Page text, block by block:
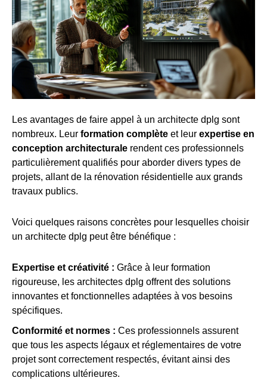
Les avantages de faire appel à un architecte dplg sont
nombreux. Leur formation complète et leur expertise en
conception architecturale rendent ces professionnels
particulièrement qualifiés pour aborder divers types de
projets, allant de la rénovation résidentielle aux grands
travaux publics.
Voici quelques raisons concrètes pour lesquelles choisir
un architecte dplg peut être bénéfique :
Expertise et créativité : Grâce à leur formation
rigoureuse, les architectes dplg offrent des solutions
innovantes et fonctionnelles adaptées à vos besoins
spécifiques.
Conformité et normes : Ces professionnels assurent
que tous les aspects légaux et réglementaires de votre
projet sont correctement respectés, évitant ainsi des
complications ultérieures.